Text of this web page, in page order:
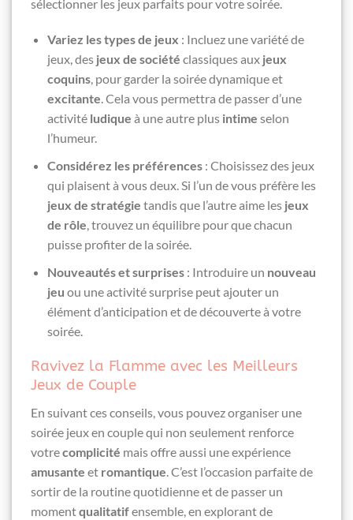
sélectionner les jeux parfaits pour votre soirée.
Variez les types de jeux : Incluez une variété de
jeux, des jeux de société classiques aux jeux
coquins, pour garder la soirée dynamique et
excitante. Cela vous permettra de passer d’une
activité ludique à une autre plus intime selon
l’humeur.
Considérez les préférences: Choisissez des jeux
qui plaisent à vous deux. Si l’un de vous préfère les
jeux de stratégie tandis que l’autre aime les jeux
de rôle, trouvez un équilibre pour que chacun
puisse profiter de la soirée.
Nouveautés et surprises: Introduire un nouveau
jeu ou une activité surprise peut ajouter un
élément d’anticipation et de découverte à votre
soirée.
Ravivez la Flamme avec les Meilleurs
Jeux de Couple
En suivant ces conseils, vous pouvez organiser une
soirée jeux en couple qui non seulement renforce
votrecomplicité mais offre aussi une expérience
amusante et romantique. C’est l’occasion parfaite de
sortir de la routine quotidienne et de passer un
momentqualitatifensemble, en explorant de